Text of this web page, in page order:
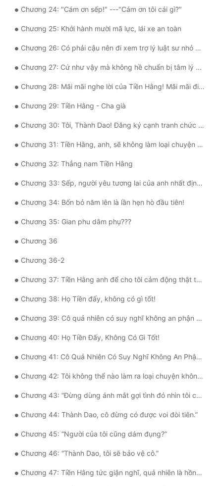
Đam Mỹ
Đẹp Hiệp
Tính Cách Nhân Vật :
Cơ Trí
Sát Phạt Quyết Đoán
Vô Sỉ
Chương 24: "Cám ơn sếp!" ---"Cám ơn tôi cái gì?"
Chương 25: Khởi hành mười mã lực, lái xe an toàn
Chương 26: Có phải cậu nên đi xem trợ lý luật sư nhỏ của cậu một chút hay không?
Chương 27: Cứ như vậy mà không hề chuẩn bị tâm lý ...
Chương 28: Mãi mãi nghe lời của Tiền Hằng! Mãi mãi đi theo Tiền Hằng!
Chương 29: Tiền Hằng - Cha già
Chương 30: Tôi, Thành Dao! Đăng ký cạnh tranh chức hộ pháp Ngũ độc giáo!
Chương 31: Tiền Hằng, anh, sẽ không làm loại chuyện này! --- Thật là ngon!
Chương 32: Thẳng nam Tiền Hằng
Chương 33: Sếp, người yêu tương lai của anh nhất định rất hạnh phúc!
Chương 34: Bốn bỏ năm lên là lần hẹn hò đầu tiên!
Chương 35: Gian phu dâm phụ???
Chương 36
Chương 36-2
Chương 37: Tiền Hằng anh để cho tôi cảm động thật tốt thì sẽ chết sao?!
Chương 38: Họ Tiền đấy, không có gì tốt!
Chương 39: Cô quả nhiên có suy nghĩ không an phận với tôi!
Chương 40: Họ Tiền Đấy, Không Có Gì Tốt!
Chương 41: Cô Quả Nhiên Có Suy Nghĩ Không An Phận Với Tôi!
Chương 42: Tôi không thể nào làm ra loại chuyện không bằng cầm thú này với cô được!!
Chương 43: “Đừng dùng ánh mắt gợi tình đó nhìn tôi chằm chằm.”
Chương 44: Thành Dao, cô đừng có được voi đòi tiên.”
Chương 45: “Người của tôi cũng dám đụng?”
Chương 46: “Thành Dao, tôi sẽ bảo vệ cô.”
Chương 47: Tiền Hằng tức giận nghĩ, quả nhiên là hồng nhan họa thủy